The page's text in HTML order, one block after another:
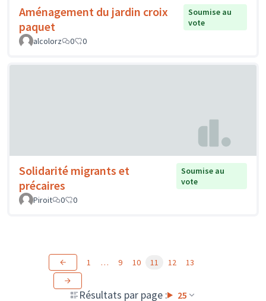
Aménagement du jardin croix
paquet
Soumise au
vote
alcolorz
0 0
Solidarité migrants et
précaires
Soumise au
vote
Piroit
0 0
Résultats par page : 25
1 … 9 10 11 12 13